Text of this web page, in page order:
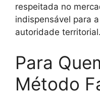
respeitada no
indispensável para
autoridade territorial.
Para
Método